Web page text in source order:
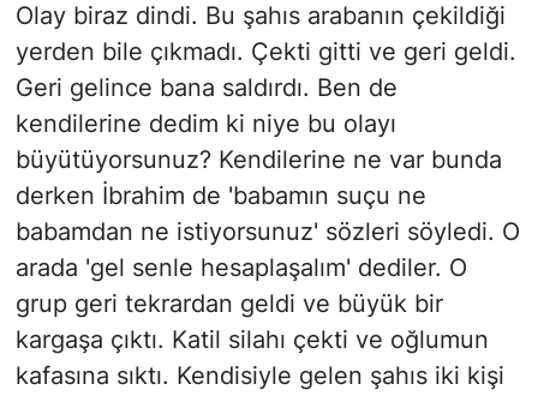
Olay biraz dindi. Bu şahıs arabanın çekildiği
yerden bile çıkmadı. Çekti gitti ve geri geldi.
Geri gelince bana saldırdı. Ben de
kendilerine dedim ki niye bu olayı
büyütüyorsunuz? Kendilerine ne var bunda
derken İbrahim de 'babamın suçu ne
babamdan ne istiyorsunuz' sözleri söyledi. O
arada 'gel senle hesaplaşalım' dediler. O
grup geri tekrardan geldi ve büyük bir
kargaşa çıktı. Katil silahı çekti ve oğlumun
kafasına sıktı. Kendisiyle gelen şahıs iki kişi